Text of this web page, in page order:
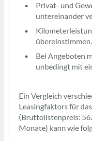
Privat- und
untereinander
übereinstimmen.
Bei Angeboten
unbedingt mit
Ein Vergleich
Leasingfaktors für
(Bruttolistenpreis:
Monate) kann wie